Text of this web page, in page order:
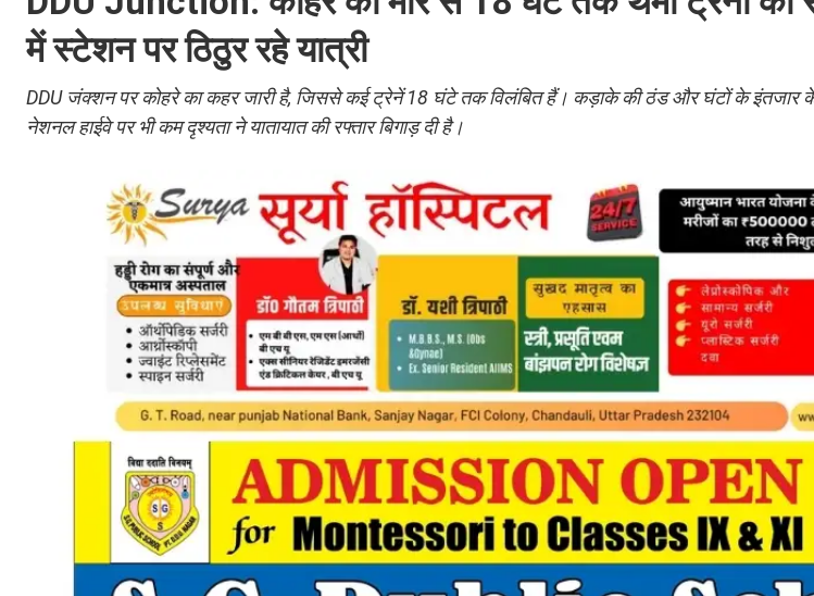
में स्टेशन पर ठिठुर रहे यात्री
DDU जंक्शन पर कोहरे का कहर जारी है, जिससे कई ट्रेनें 18 घंटे तक विलंबित हैं। कड़ाके की ठंड और घंटों के इंतजार के
नेशनल हाईवे पर भी कम दृश्यता ने यातायात की रफ्तार बिगाड़ दी है।